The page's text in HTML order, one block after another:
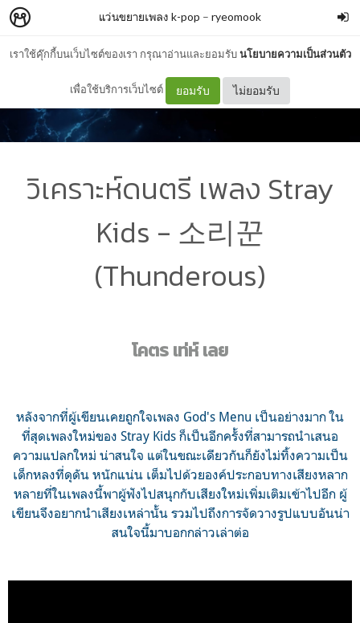
เราใช้คุ๊กกี้บนเว็บไซต์ของเรา กรุณาอ่านและยอมรับนโยบายความเป็นส่วนตัว
เพื่อใช้บริการเว็บไซต์ ยอมรับ ไม่ยอมรับ
แว่นขยายเพลง k-pop – ryeomook
วิเคราะห์ดนตรี เพลง Stray
Kids - 소리꾼
(Thunderous)
โคตร เท่ห์ เลย
หลังจากที่ผู้เขียนเคยถูกใจเพลง God's Menu เป็นอย่างมาก ใน
ที่สุดเพลงใหม่ของ Stray Kids ก็เป็นอีกครั้งที่สามารถนำเสนอ
ความแปลกใหม่ น่าสนใจ แต่ในขณะเดียวกันก็ยังไม่ทิ้งความเป็น
เด็กหลงที่ดุดัน หนักแน่น เต็มไปด้วยองค์ประกอบทางเสียงหลาก
หลายที่ในเพลงนี้พาผู้ฟังไปสนุกกับเสียงใหม่เพิ่มเติมเข้าไปอีก ผู้
เขียนจึงอยากนำเสียงเหล่านั้น รวมไปถึงการจัดวางรูปแบบอันน่า
สนใจนี้มาบอกกล่าวเล่าต่อ